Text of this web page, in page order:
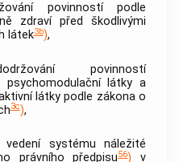
povinností podle
zdraví před škodlivými
látek3b),
povinností
psychomodulační látky a
látky podle zákona o
3c),
vedení systému náležité
právního předpisu56) v